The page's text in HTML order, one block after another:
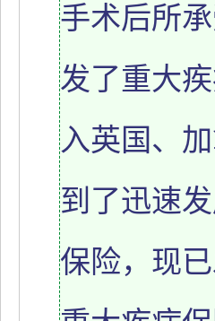
手术后所
发了重大
入英国、
到了迅速
保险，现